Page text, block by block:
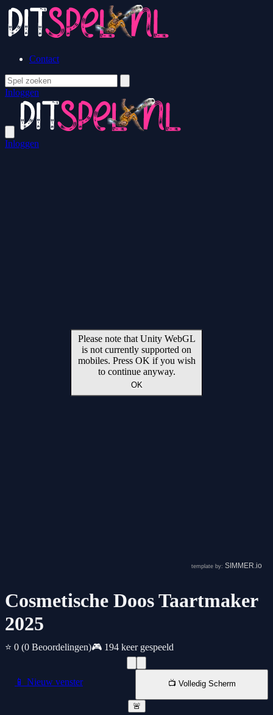
Contact
Inloggen
Inloggen
Cosmetische Doos Taartmaker
2025
⭐ 0 (0 Beoordelingen)🎮 194 keer gespeeld
📱 Nieuw venster 📺 Volledig Scherm
🚨